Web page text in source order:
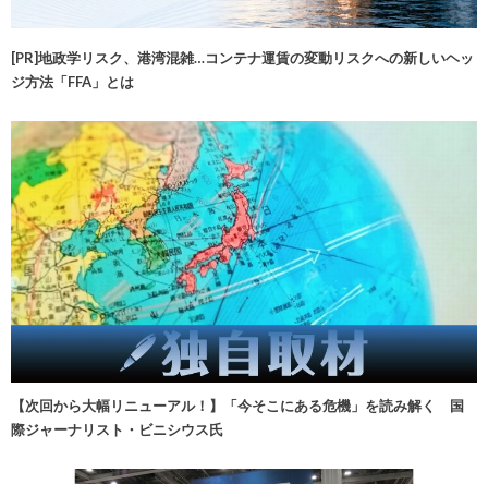
[PR]地政学リスク、港湾混雑…コンテナ運賃の変動リスクへの新しいヘッ
ジ方法「FFA」とは
【次回から大幅リニューアル！】「今そこにある危機」を読み解く 国
際ジャーナリスト・ビニシウス氏